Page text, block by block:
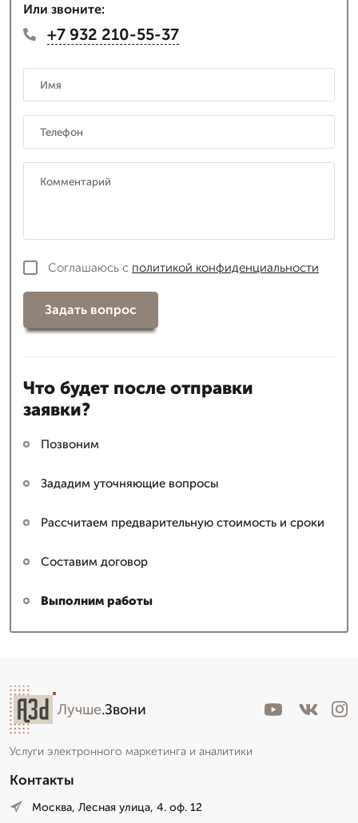
Или звоните:
+7 932 210-55-37
Соглашаюсь с политикой конфиденциальности
Задать вопрос
Что будет после отправки
заявки?
Позвоним
Зададим уточняющие вопросы
Рассчитаем предварительную стоимость и сроки
Составим договор
Выполним работы
Лучше.Звони
Услуги электронного маркетинга и аналитики
Контакты
Москва, Лесная улица, 4. оф. 12